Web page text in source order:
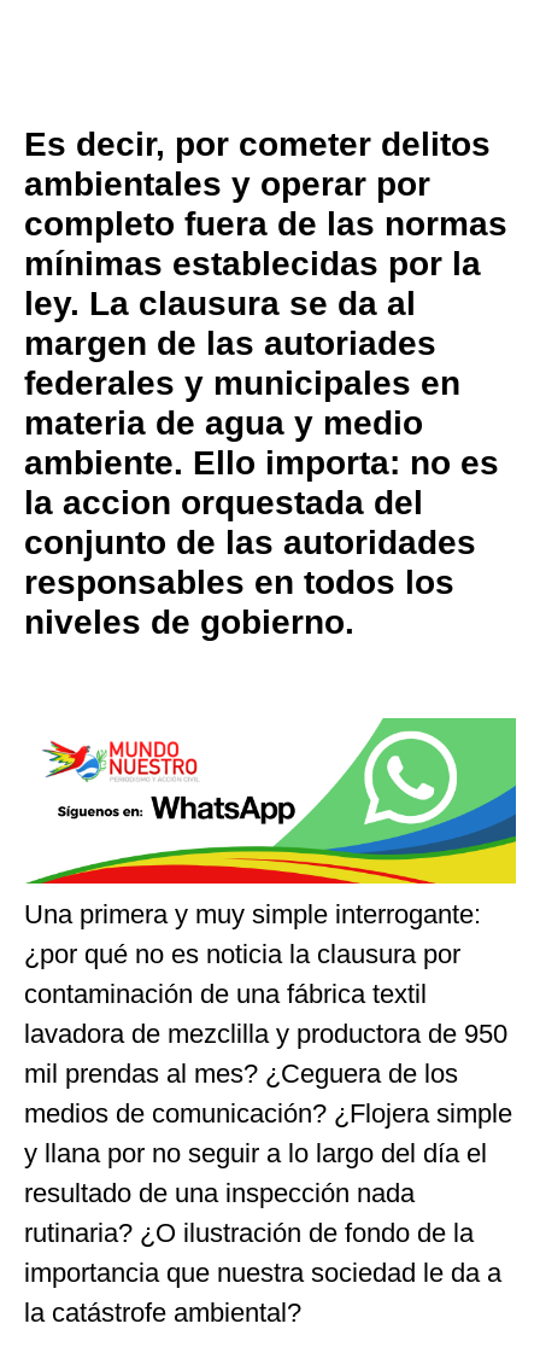
Es decir, por cometer delitos
ambientales y operar por
completo fuera de las normas
mínimas establecidas por la
ley. La clausura se da al
margen de las autoriades
federales y municipales en
materia de agua y medio
ambiente. Ello importa: no es
la accion orquestada del
conjunto de las autoridades
responsables en todos los
niveles de gobierno.
Una primera y muy simple interrogante:
¿por qué no es noticia la clausura por
contaminación de una fábrica textil
lavadora de mezclilla y productora de 950
mil prendas al mes? ¿Ceguera de los
medios de comunicación? ¿Flojera simple
y llana por no seguir a lo largo del día el
resultado de una inspección nada
rutinaria? ¿O ilustración de fondo de la
importancia que nuestra sociedad le da a
la catástrofe ambiental?